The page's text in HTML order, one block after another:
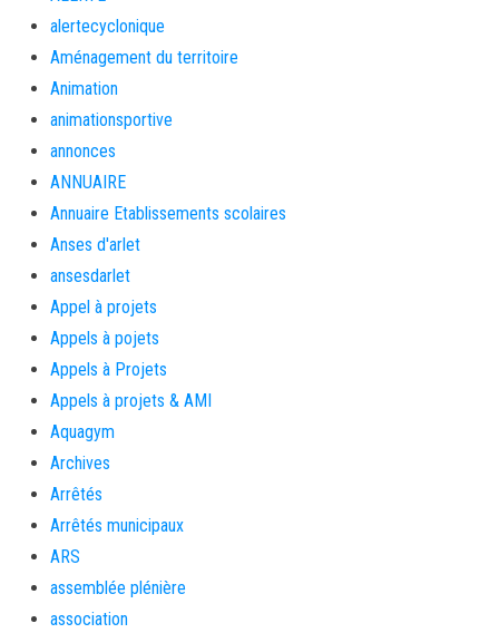
alertecyclonique
Aménagement du territoire
Animation
animationsportive
annonces
ANNUAIRE
Annuaire Etablissements scolaires
Anses d'arlet
ansesdarlet
Appel à projets
Appels à pojets
Appels à Projets
Appels à projets & AMI
Aquagym
Archives
Arrêtés
Arrêtés municipaux
ARS
assemblée plénière
association